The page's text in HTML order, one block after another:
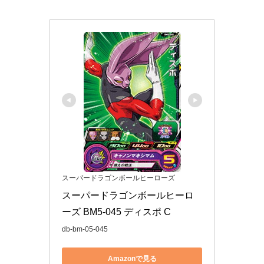
スーパードラゴンボールヒーローズ
スーパードラゴンボールヒーロ
ーズ BM5-045 ディスポ C
db-bm-05-045
Amazonで見る